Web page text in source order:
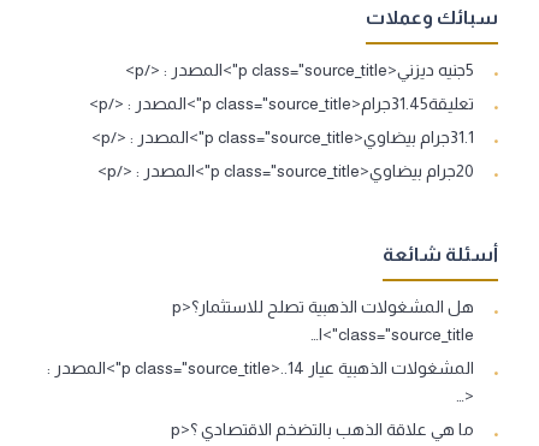
سبائك وعملات
5جنيه ديزني<p class="source_title">المصدر : </p>
تعليقة31.45جرام<p class="source_title">المصدر : </p>
31.1جرام بيضاوي<p class="source_title">المصدر : </p>
20جرام بيضاوي<p class="source_title">المصدر : </p>
أسئلة شائعة
هل المشغولات الذهبية تصلح للاستثمار؟<p
class="source_title">ا…
المشغولات الذهبية عيار 14..<p class="source_title">المصدر :
<…
ما هي علاقة الذهب بالتضخم الاقتصادي ؟<p